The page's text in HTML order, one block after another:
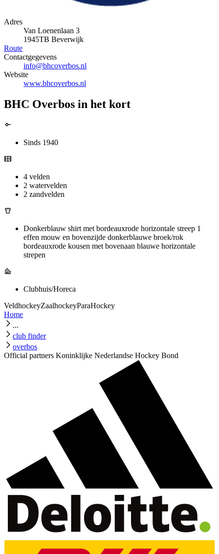
Adres
Van Loenenlaan 3
1945TB Beverwijk
Route
Contactgegevens
info@bhcoverbos.nl
Website
www.bhcoverbos.nl
BHC Overbos in het kort
Sinds 1940
4 velden
2 watervelden
2 zandvelden
Donkerblauw shirt met bordeauxrode horizontale streep 1
effen mouw en bovenzijde donkerblauwe broek/rok
bordeauxrode kousen met bovenaan blauwe horizontale
strepen
Clubhuis/Horeca
VeldhockeyZaalhockeyParaHockey
Home
...
club finder
overbos
Official partners Koninklijke Nederlandse Hockey Bond